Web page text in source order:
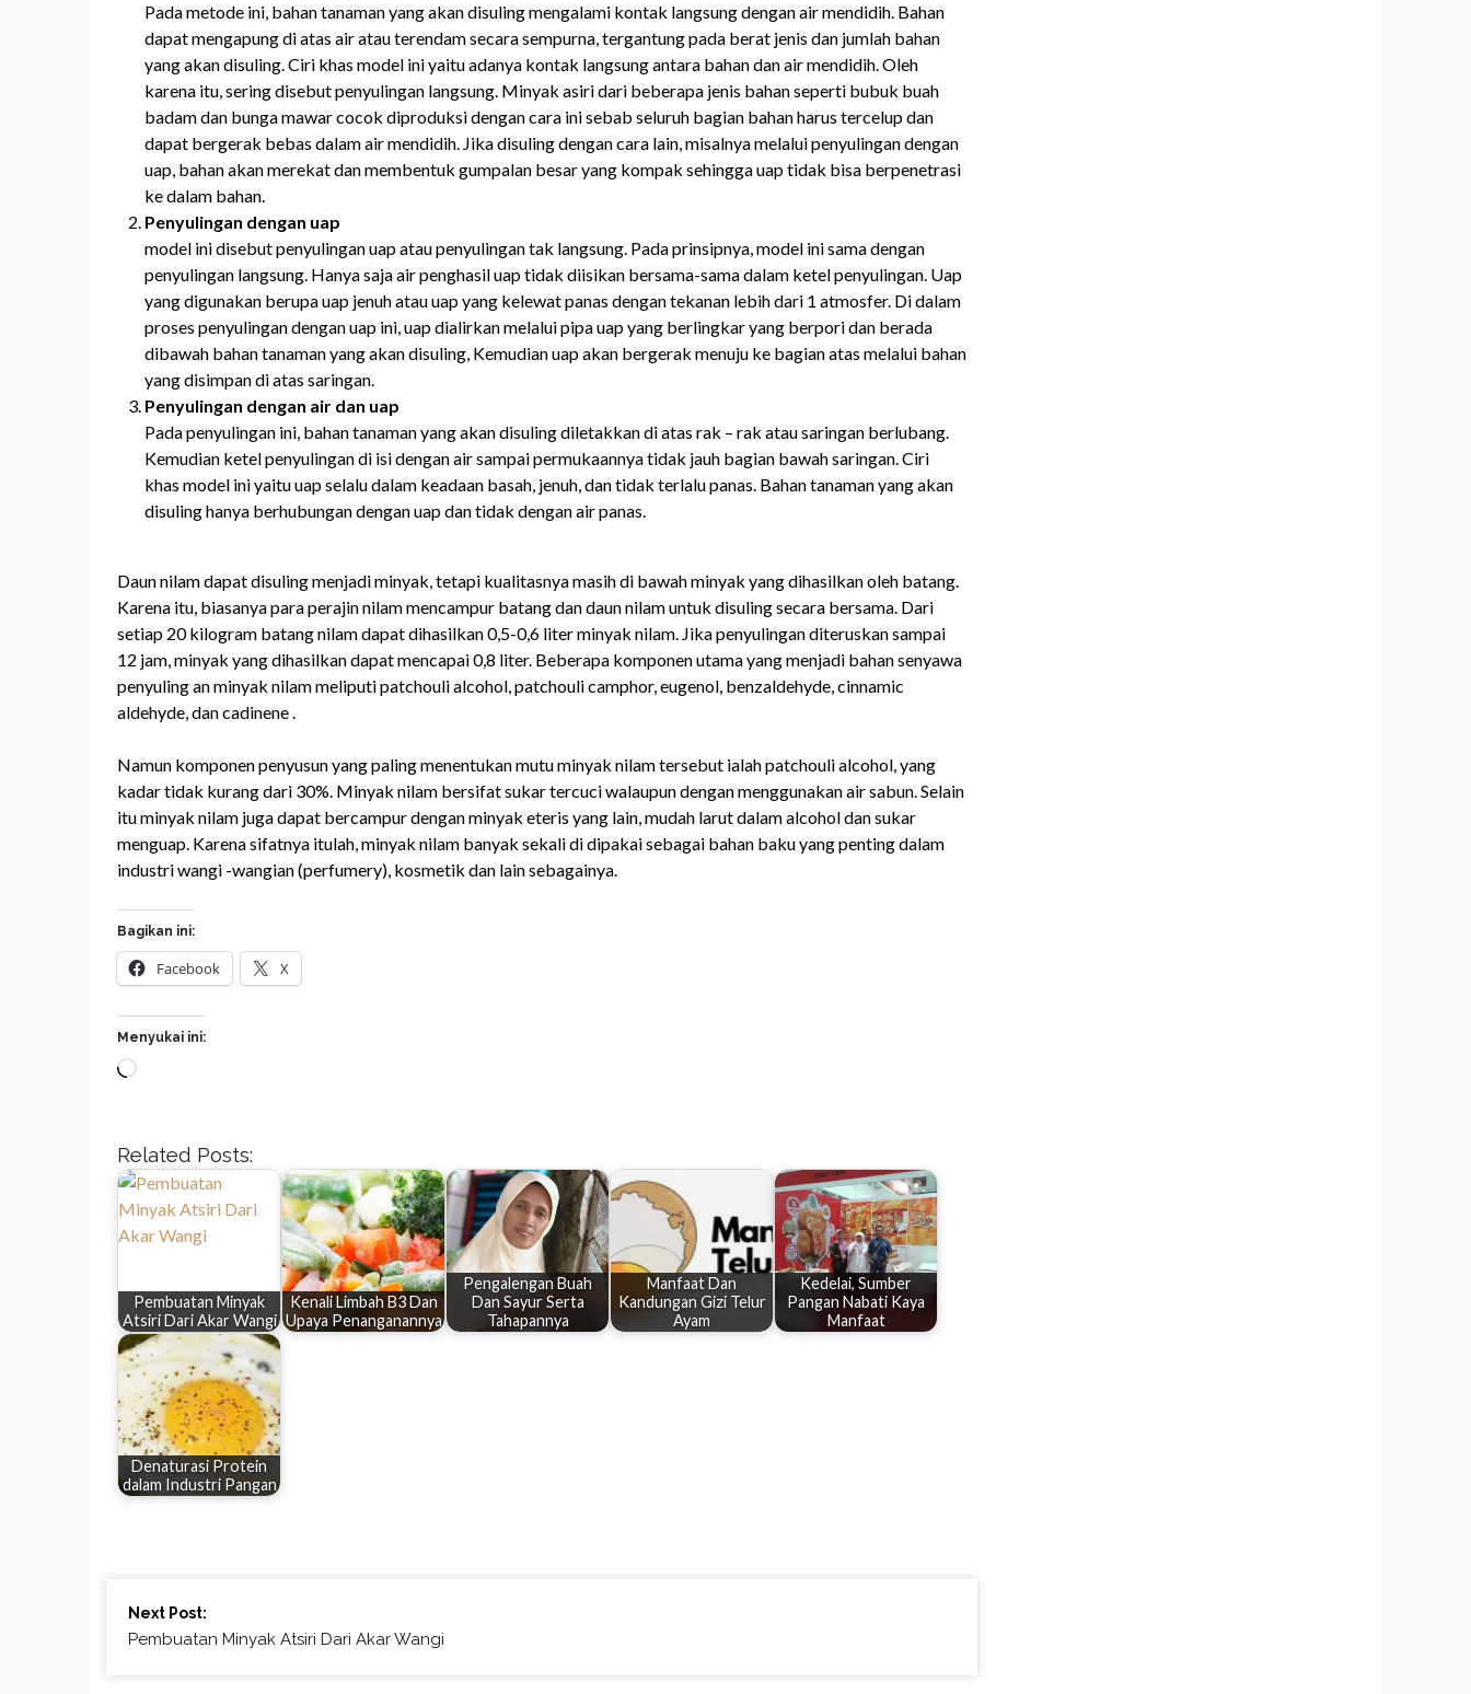
Pada metode ini, bahan tanaman yang akan disuling mengalami kontak langsung dengan air mendidih. Bahan
dapat mengapung di atas air atau terendam secara sempurna, tergantung pada berat jenis dan jumlah bahan
yang akan disuling. Ciri khas model ini yaitu adanya kontak langsung antara bahan dan air mendidih. Oleh
karena itu, sering disebut penyulingan langsung. Minyak asiri dari beberapa jenis bahan seperti bubuk buah
badam dan bunga mawar cocok diproduksi dengan cara ini sebab seluruh bagian bahan harus tercelup dan
dapat bergerak bebas dalam air mendidih. Jika disuling dengan cara lain, misalnya melalui penyulingan dengan
uap, bahan akan merekat dan membentuk gumpalan besar yang kompak sehingga uap tidak bisa berpenetrasi
ke dalam bahan.
Penyulingan dengan uap
model ini disebut penyulingan uap atau penyulingan tak langsung. Pada prinsipnya, model ini sama dengan
penyulingan langsung. Hanya saja air penghasil uap tidak diisikan bersama-sama dalam ketel penyulingan. Uap
yang digunakan berupa uap jenuh atau uap yang kelewat panas dengan tekanan lebih dari 1 atmosfer. Di dalam
proses penyulingan dengan uap ini, uap dialirkan melalui pipa uap yang berlingkar yang berpori dan berada
dibawah bahan tanaman yang akan disuling, Kemudian uap akan bergerak menuju ke bagian atas melalui bahan
yang disimpan di atas saringan.
Penyulingan dengan air dan uap
Pada penyulingan ini, bahan tanaman yang akan disuling diletakkan di atas rak – rak atau saringan berlubang.
Kemudian ketel penyulingan di isi dengan air sampai permukaannya tidak jauh bagian bawah saringan. Ciri
khas model ini yaitu uap selalu dalam keadaan basah, jenuh, dan tidak terlalu panas. Bahan tanaman yang akan
disuling hanya berhubungan dengan uap dan tidak dengan air panas.
Daun nilam dapat disuling menjadi minyak, tetapi kualitasnya masih di bawah minyak yang dihasilkan oleh batang.
Karena itu, biasanya para perajin nilam mencampur batang dan daun nilam untuk disuling secara bersama. Dari
setiap 20 kilogram batang nilam dapat dihasilkan 0,5-0,6 liter minyak nilam. Jika penyulingan diteruskan sampai
12 jam, minyak yang dihasilkan dapat mencapai 0,8 liter. Beberapa komponen utama yang menjadi bahan senyawa
penyuling an minyak nilam meliputi patchouli alcohol, patchouli camphor, eugenol, benzaldehyde, cinnamic
aldehyde, dan cadinene .
Namun komponen penyusun yang paling menentukan mutu minyak nilam tersebut ialah patchouli alcohol, yang
kadar tidak kurang dari 30%. Minyak nilam bersifat sukar tercuci walaupun dengan menggunakan air sabun. Selain
itu minyak nilam juga dapat bercampur dengan minyak eteris yang lain, mudah larut dalam alcohol dan sukar
menguap. Karena sifatnya itulah, minyak nilam banyak sekali di dipakai sebagai bahan baku yang penting dalam
industri wangi -wangian (perfumery), kosmetik dan lain sebagainya.
Bagikan ini:
Facebook X
Menyukai ini:
Memuat...
Related Posts:
Pembuatan Minyak
Atsiri Dari Akar Wangi
Kenali Limbah B3 Dan
Upaya Penanganannya
Pengalengan Buah
Dan Sayur Serta
Tahapannya
Manfaat Dan
Kandungan Gizi Telur
Ayam
Kedelai, Sumber
Pangan Nabati Kaya
Manfaat
Denaturasi Protein
dalam Industri Pangan
Continue
Reading
Next Post:
Pembuatan Minyak Atsiri Dari Akar Wangi